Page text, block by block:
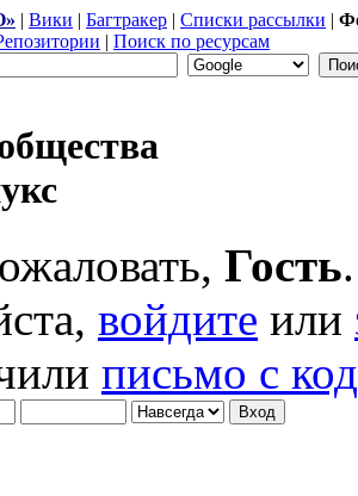
| Вики | Багтракер | Списки рассылки |
| Поиск по ресурсам
Гость.
войдите или
письмо с